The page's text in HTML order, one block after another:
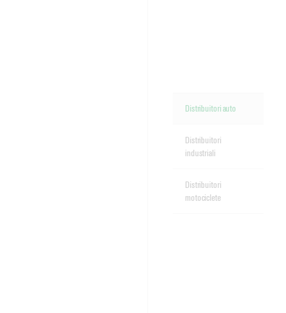
Distribuitori auto
Distribuitori
industriali
Distribuitori
motociclete